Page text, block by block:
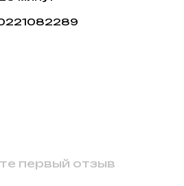
первый отзыв